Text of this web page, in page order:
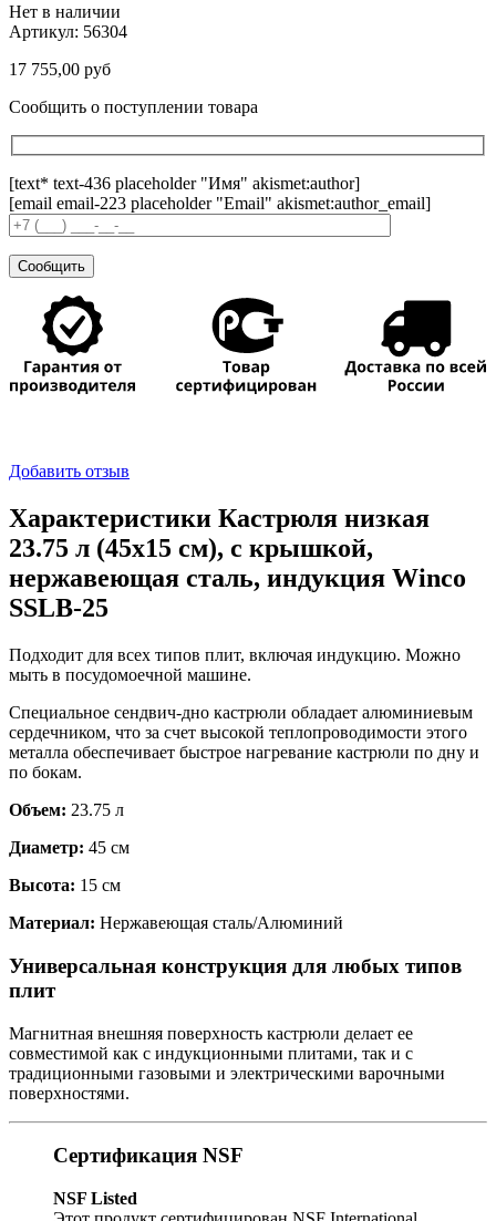
Нет в наличии
Артикул: 56304
17 755,00 руб
Сообщить о поступлении товара
[text* text-436 placeholder "Имя" akismet:author]
[email email-223 placeholder "Email" akismet:author_email]
Добавить отзыв
Характеристики Кастрюля низкая
23.75 л (45х15 см), с крышкой,
нержавеющая сталь, индукция Winco
SSLB-25
Подходит для всех типов плит, включая индукцию. Можно
мыть в посудомоечной машине.
Специальное сендвич-дно кастрюли обладает алюминиевым
сердечником, что за счет высокой теплопроводимости этого
металла обеспечивает быстрое нагревание кастрюли по дну и
по бокам.
Объем: 23.75 л
Диаметр: 45 см
Высота: 15 см
Материал: Нержавеющая сталь/Алюминий
Универсальная конструкция для любых типов
плит
Магнитная внешняя поверхность кастрюли делает ее
совместимой как с индукционными плитами, так и с
традиционными газовыми и электрическими варочными
поверхностями.
Сертификация NSF
NSF Listed